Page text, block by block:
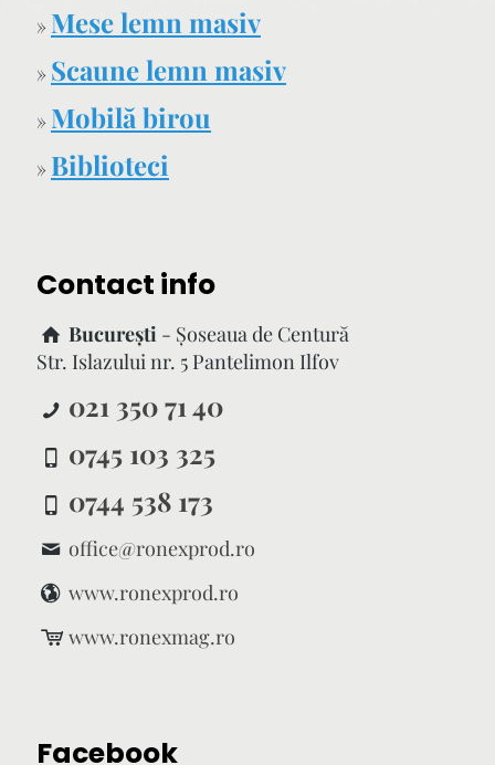
» Mese lemn masiv
» Scaune lemn masiv
» Mobilă birou
» Biblioteci
Contact info
București - Şoseaua de Centură
Str. Islazului nr. 5 Pantelimon Ilfov
021 350 71 40
0745 103 325
0744 538 173
office@ronexprod.ro
www.ronexprod.ro
www.ronexmag.ro
Facebook